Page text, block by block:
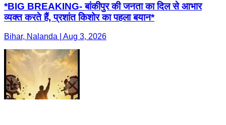
*BIG BREAKING- बांकीपुर की जनता का दिल से आभार
व्यक्त करते हैं, प्रशांत किशोर का पहला बयान*
Bihar, Nalanda | Aug 3, 2026